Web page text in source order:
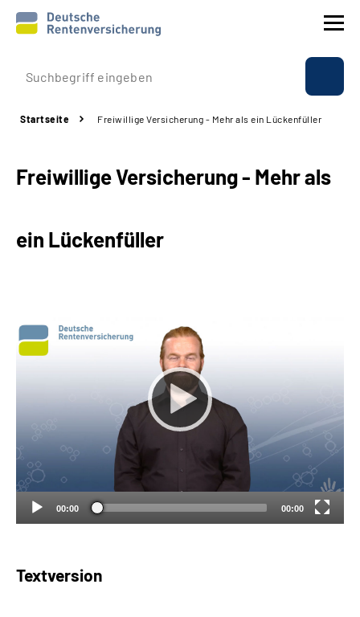
Prävention
Rente
Online-Services
Language
Inhalte in Gebärdensprache (DGS)
Leichte Sprache
Startseite Freiwillige Versicherung - Mehr als ein Lückenfüller
Freiwillige Versicherung - Mehr als
ein Lückenfüller
00:00 00:00
Textversion